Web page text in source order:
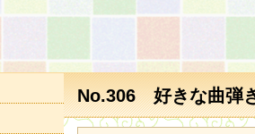
No.306 好きな曲弾